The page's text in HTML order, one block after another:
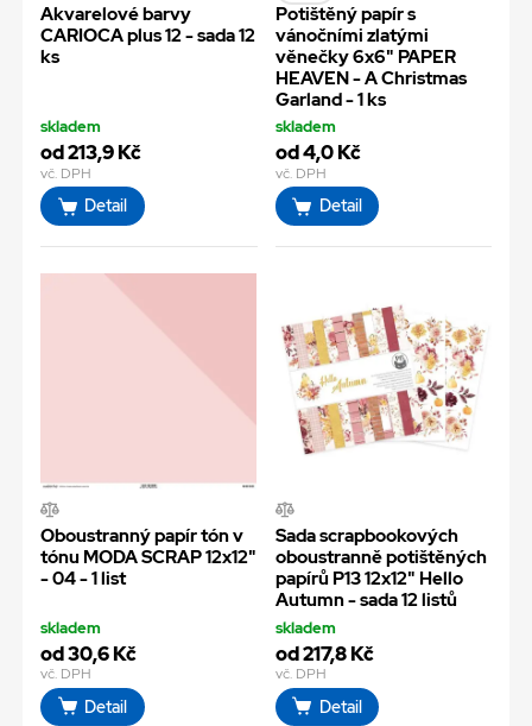
Akvarelové barvy
CARIOCA plus 12 - sada 12
ks
skladem
od 213,9 Kč
vč. DPH
Detail
Potištěný papír s
vánočními zlatými
věnečky 6x6" PAPER
HEAVEN - A Christmas
Garland - 1 ks
skladem
od 4,0 Kč
vč. DPH
Detail
Oboustranný papír tón v
tónu MODA SCRAP 12x12"
- 04 - 1 list
skladem
od 30,6 Kč
vč. DPH
Detail
Sada scrapbookových
oboustranně potištěných
papírů P13 12x12" Hello
Autumn - sada 12 listů
skladem
od 217,8 Kč
vč. DPH
Detail